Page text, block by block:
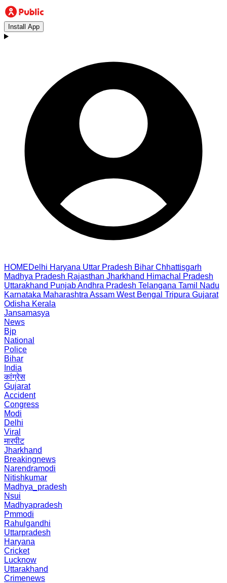
Install App
HOMEDelhi Haryana Uttar Pradesh Bihar Chhattisgarh
Madhya Pradesh Rajasthan Jharkhand Himachal Pradesh
Uttarakhand PunjabAndhra Pradesh Telangana Tamil Nadu
Karnataka Maharashtra Assam West Bengal Tripura Gujarat
Odisha Kerala
Jansamasya
News
Bjp
National
Police
Bihar
India
कांग्रेस
Gujarat
Accident
Congress
Modi
Delhi
Viral
मारपीट
Jharkhand
Breakingnews
Narendramodi
Nitishkumar
Madhya_pradesh
Nsui
Madhyapradesh
Pmmodi
Rahulgandhi
Uttarpradesh
Haryana
Cricket
Lucknow
Uttarakhand
Crimenews